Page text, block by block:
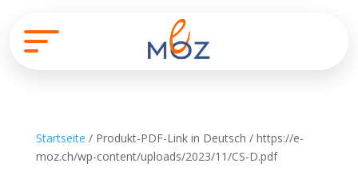
Startseite / Produkt-PDF-Link in Deutsch / https://e-
moz.ch/wp-content/uploads/2023/11/CS-D.pdf